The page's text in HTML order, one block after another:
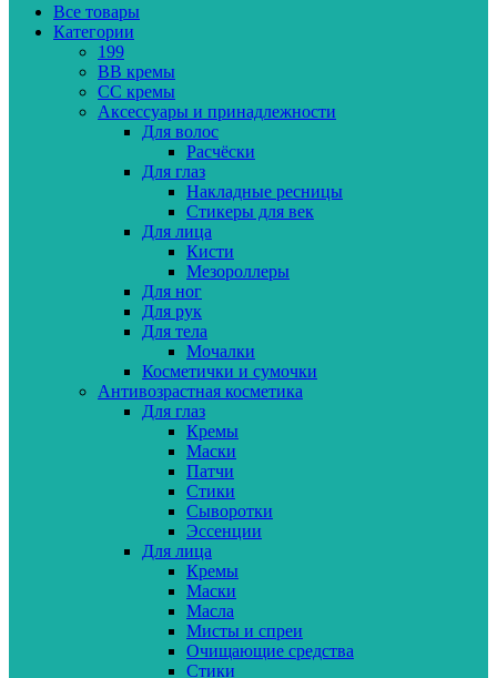
Все товары
Категории
199
BB кремы
CC кремы
Аксессуары и принадлежности
Для волос
Расчёски
Для глаз
Накладные ресницы
Стикеры для век
Для лица
Кисти
Мезороллеры
Для ног
Для рук
Для тела
Мочалки
Косметички и сумочки
Антивозрастная косметика
Для глаз
Кремы
Маски
Патчи
Стики
Сыворотки
Эссенции
Для лица
Кремы
Маски
Масла
Мисты и спреи
Очищающие средства
Стики